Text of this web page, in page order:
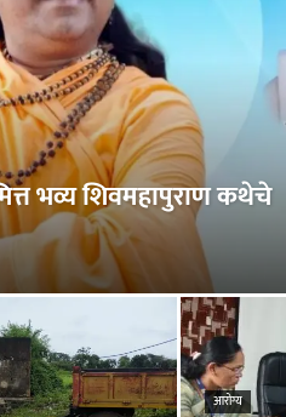
भव्य शिवमहापुराण कथेचे
आरोग्य